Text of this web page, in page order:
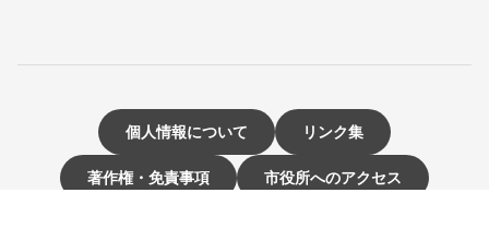
個人情報について リンク集
著作権・免責事項 市役所へのアクセス